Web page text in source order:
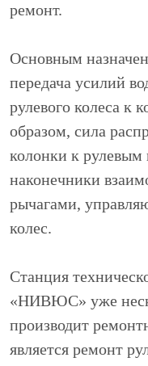
ремонт.
Основным
передача усилий
рулевого колеса к
образом, сила
колонки к рулевым
наконечники
рычагами,
колес.
Станция
«НИВЮС» уже
производит
является ремонт